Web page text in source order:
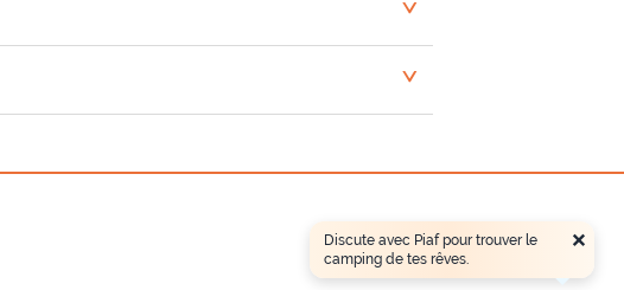
<
<
×
Discute avec Piaf pour trouver le
camping de tes rêves.